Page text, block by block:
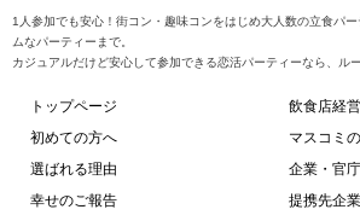
1人参加でも安心！街コン・趣味コンをはじめ大人数の立食パ
ムなパーティーまで。
カジュアルだけど安心して参加できる恋活パーティーなら、ル
トップページ
初めての方へ
選ばれる理由
幸せのご報告
飲食店経
マスコミ
企業・官
提携先企